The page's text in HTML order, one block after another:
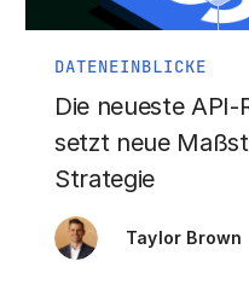
DATENEINBLICKE
Die neueste API-
setzt neue
Strategie
Taylor Brown